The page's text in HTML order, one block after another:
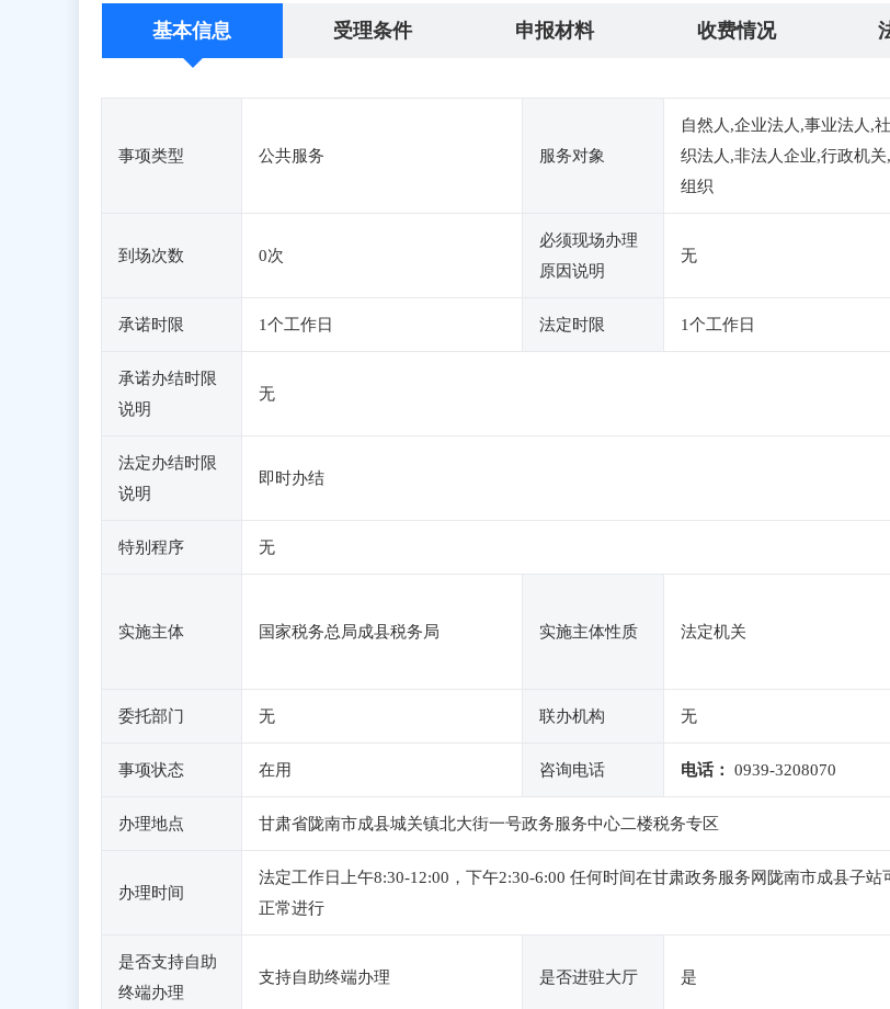
基本信息 受理条件 申报材料 收费情况
事项类型 公共服务 服务对象
自然人,企业法人,事业法人,
织法人,非法人企业,行政机关
组织
到场次数 0次
必须现场办理
原因说明
无
承诺时限 1个工作日 法定时限 1个工作日
承诺办结时限
说明
无
法定办结时限
说明
即时办结
特别程序 无
实施主体 国家税务总局成县税务局 实施主体性质 法定机关
委托部门 无 联办机构 无
事项状态 在用 咨询电话 电话： 0939-3208070
办理地点 甘肃省陇南市成县城关镇北大街一号政务服务中心二楼税务专区
办理时间
法定工作日上午8:30-12:00，下午2:30-6:00 任何时间在甘肃政务服务网陇南市成县子
正常进行
是否支持自助
终端办理
支持自助终端办理 是否进驻大厅 是